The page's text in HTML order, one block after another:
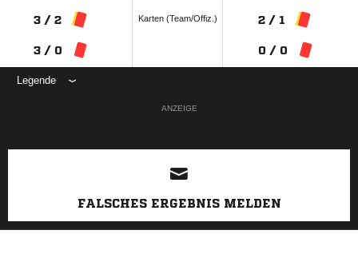
3 / 2
3 / 0
Karten (Team/Offiz.) 2 / 1
0 / 0
Legende
ANZEIGE
FALSCHES ERGEBNIS MELDEN